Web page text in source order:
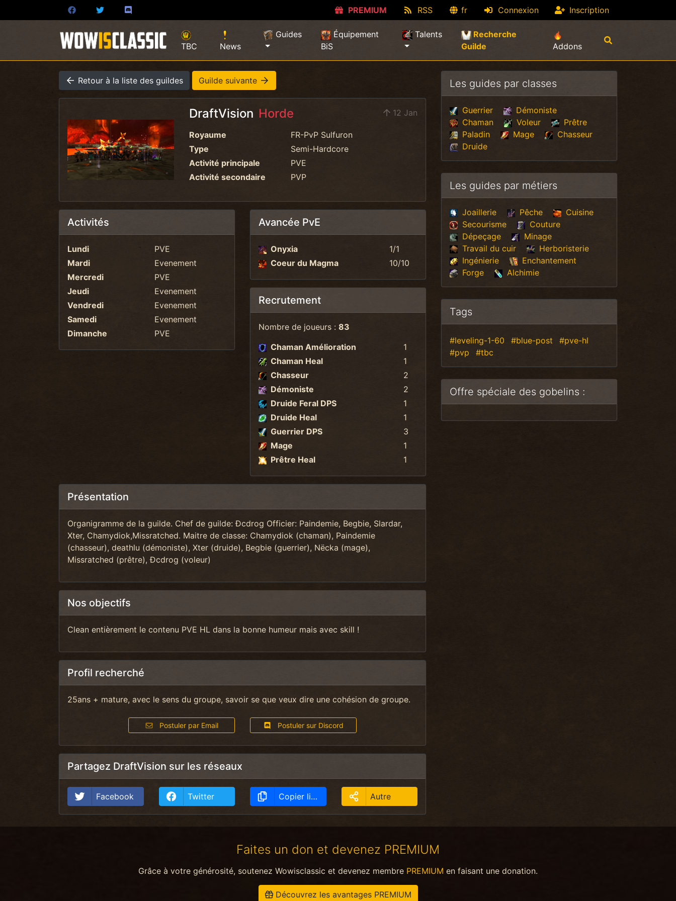
PREMIUM RSS fr Connexion Inscription
TBC News
Guides
Équipement
BiS
Talents
Recherche
Guilde(current) Addons
Retour à la liste des guildes Guilde suivante
DraftVision Horde 12 Jan
Royaume
FR-PvP Sulfuron
Type
Semi-Hardcore
Activité principale
PVE
Activité secondaire
PVP
Activités
Lundi
PVE
Mardi
Evenement
Mercredi
PVE
Jeudi
Evenement
Vendredi
Evenement
Samedi
Evenement
Dimanche
PVE
Avancée PvE
Onyxia
1/1
Coeur du Magma
10/10
Recrutement
Nombre de joueurs : 83
Chaman Amélioration
1
Chaman Heal
1
Chasseur
2
Démoniste
2
Druide Feral DPS
1
Druide Heal
1
Guerrier DPS
3
Mage
1
Prêtre Heal
1
Présentation
Organigramme de la guilde. Chef de guilde: Ðcdrog Officier: Paindemie, Begbie, Slardar,
Xter, Chamydiok,Missratched. Maitre de classe: Chamydiok (chaman), Paindemie
(chasseur), deathlu (démoniste), Xter (druide), Begbie (guerrier), Nëcka (mage),
Missratched (prêtre), Ðcdrog (voleur)
Nos objectifs
Clean entièrement le contenu PVE HL dans la bonne humeur mais avec skill !
Profil recherché
25ans + mature, avec le sens du groupe, savoir se que veux dire une cohésion de groupe.
Postuler par Email Postuler sur Discord
Partagez DraftVision sur les réseaux
Facebook Twitter Copier lien Autre
Les guides par classes
Guerrier
Démoniste
Chaman
Voleur
Prêtre
Paladin
Mage
Chasseur
Druide
Les guides par métiers
Joaillerie Pêche
Cuisine
Secourisme
Couture
Dépeçage
Minage
Travail du cuir
Herboristerie
Ingénierie
Enchantement
Forge
Alchimie
Tags
#leveling-1-60 #blue-post
#pve-hl
#pvp
#tbc
Offre spéciale des gobelins :
Faites un don et devenez PREMIUM
Grâce à votre générosité, soutenez Wowisclassic et devenez membre PREMIUM en faisant une donation.
Découvrez les avantages PREMIUM